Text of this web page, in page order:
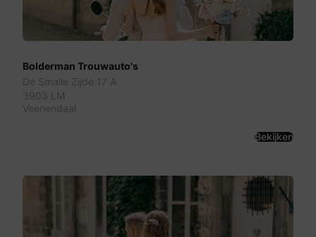
Bolderman Trouwauto's
De Smalle Zijde 17 A
3903 LM
Veenendaal
Bekijken